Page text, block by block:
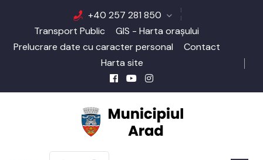
+40 257 281 850
Transport Public
GIS - Harta orașului
Prelucrare date cu caracter personal
Contact
Harta site